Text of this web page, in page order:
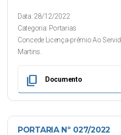
Data: 28/12/2022
Categoria: Portarias
Concede Licença-prêmio Ao
Martins.
content_copy Documento
PORTARIA Nº 027/2022